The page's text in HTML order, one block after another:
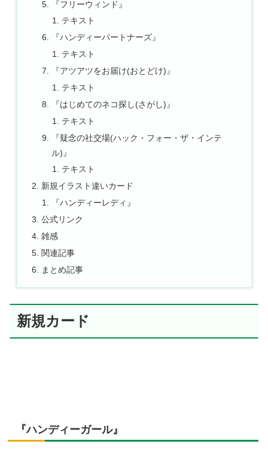
『フリーウィンド』
テキスト
『ハンディーパートナーズ』
テキスト
『アツアツをお届け(おとどけ)』
テキスト
『はじめてのネコ探し(さがし)』
テキスト
『疑念の社交場(ハック・フォー・ザ・インテ
ル)』
テキスト
新規イラスト違いカード
『ハンディーレディ』
公式リンク
雑感
関連記事
まとめ記事
新規カード
『ハンディーガール』